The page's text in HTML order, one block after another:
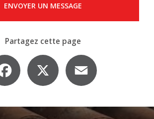
ENVOYER UN MESSAGE
Partagez cette page
Facebook